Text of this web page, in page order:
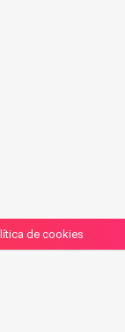
de cookies